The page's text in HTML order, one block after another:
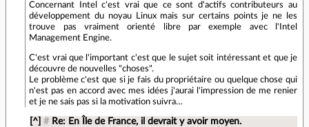
Concernant Intel c'est vrai que ce sont d'actifs contributeurs au
développement du noyau Linux mais sur certains points je ne les
trouve pas vraiment orienté libre par exemple avec l'Intel
Management Engine.
C'est vrai que l'important c'est que le sujet soit intéressant et que je
découvre de nouvelles "choses".
Le problème c'est que si je fais du propriétaire ou quelque chose qui
n'est pas en accord avec mes idées j'aurai l'impression de me renier
et je ne sais pas si la motivation suivra…
[^] # Re: En Île de France, il devrait y avoir moyen.